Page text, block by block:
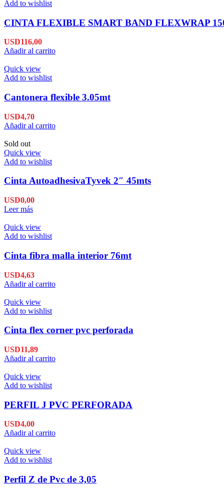
Add to wishlist
CINTA FLEXIBLE SMART BAND FLEXWRAP
USD116,00
Añadir al carrito
Quick view
Add to wishlist
Cantonera flexible 3.05mt
USD4,70
Añadir al carrito
Sold out
Quick view
Add to wishlist
Cinta AutoadhesivaTyvek 2″ 45mts
USD0,00
Leer más
Quick view
Add to wishlist
Cinta fibra malla interior 76mt
USD4,63
Añadir al carrito
Quick view
Add to wishlist
Cinta flex corner pvc perforada
USD11,89
Añadir al carrito
Quick view
Add to wishlist
PERFIL J PVC PERFORADA
USD4,00
Añadir al carrito
Quick view
Add to wishlist
Perfil Z de Pvc de 3,05